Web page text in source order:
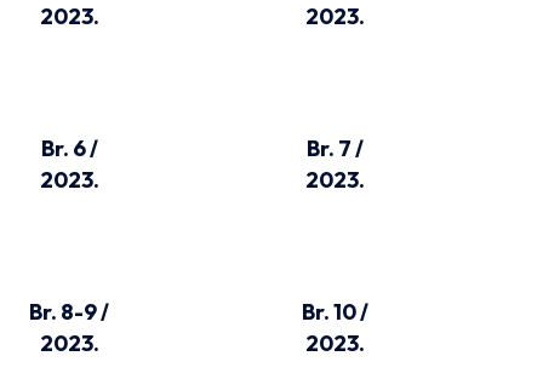
2023.
2023.
Br. 6 /
2023.
Br. 7 /
2023.
Br. 8-9 /
2023.
Br. 10 /
2023.